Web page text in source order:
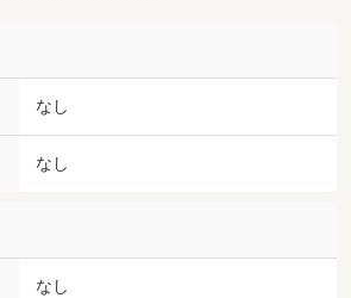
なし
なし
なし